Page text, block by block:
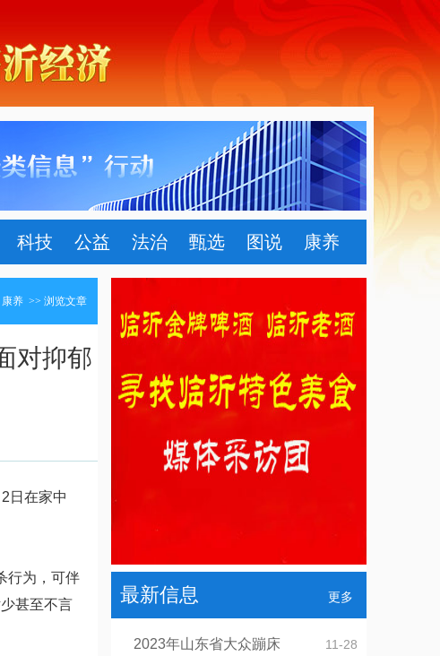
科技 公益 法治 甄选 图说 康养
康养 >> 浏览文章
对抑郁
日在家中
行为，可伴
甚至不言
更多
最新信息
11-28
2023年山东省大众蹦床